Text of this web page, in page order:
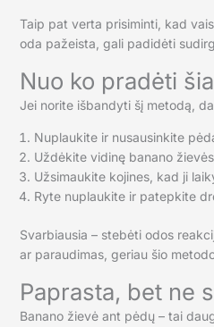
Taip pat verta prisiminti, kad
oda pažeista, gali padidėti
Nuo ko pradėti
Jei norite išbandyti šį metodą,
Nuplaukite ir nusausinkite
Uždėkite vidinę banano
Užsimaukite kojines, kad ji
Ryte nuplaukite ir patepkite
Svarbiausia – stebėti odos
ar paraudimas, geriau šio
Paprasta, bet ne
Banano žievė ant pėdų – tai